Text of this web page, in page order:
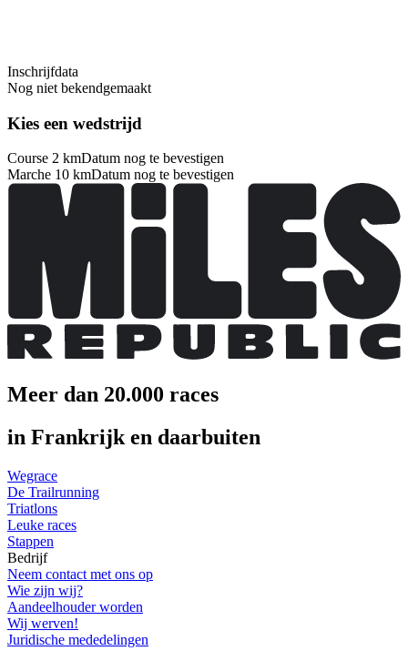
Inschrijfdata
Nog niet bekendgemaakt
Kies een wedstrijd
Course 2 kmDatum nog te bevestigen
Marche 10 kmDatum nog te bevestigen
Meer dan 20.000 races
in Frankrijk en daarbuiten
Wegrace
De Trailrunning
Triatlons
Leuke races
Stappen
Bedrijf
Neem contact met ons op
Wie zijn wij?
Aandeelhouder worden
Wij werven!
Juridische mededelingen